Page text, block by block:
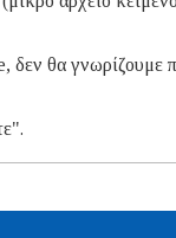
θα γνωρίζουμε